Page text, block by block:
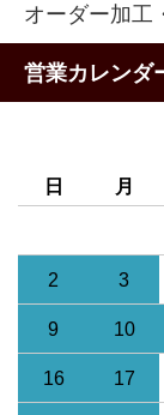
オーダー加
営業カレンダ
日 月
2 3
9 10
16 17